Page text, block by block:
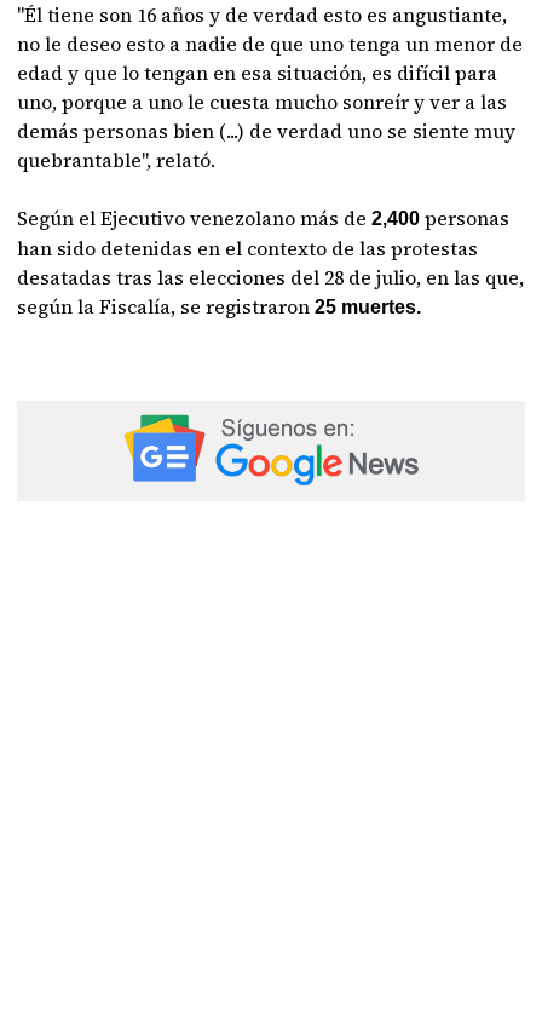
"Él tiene son 16 años y de verdad esto es angustiante,
no le deseo esto a nadie de que uno tenga un menor de
edad y que lo tengan en esa situación, es difícil para
uno, porque a uno le cuesta mucho sonreír y ver a las
demás personas bien (...) de verdad uno se siente muy
quebrantable", relató.
Según el Ejecutivo venezolano más de2,400personas
han sido detenidas en el contexto de las protestas
desatadas tras las elecciones del 28 de julio, en las que,
según la Fiscalía, se registraron25 muertes.